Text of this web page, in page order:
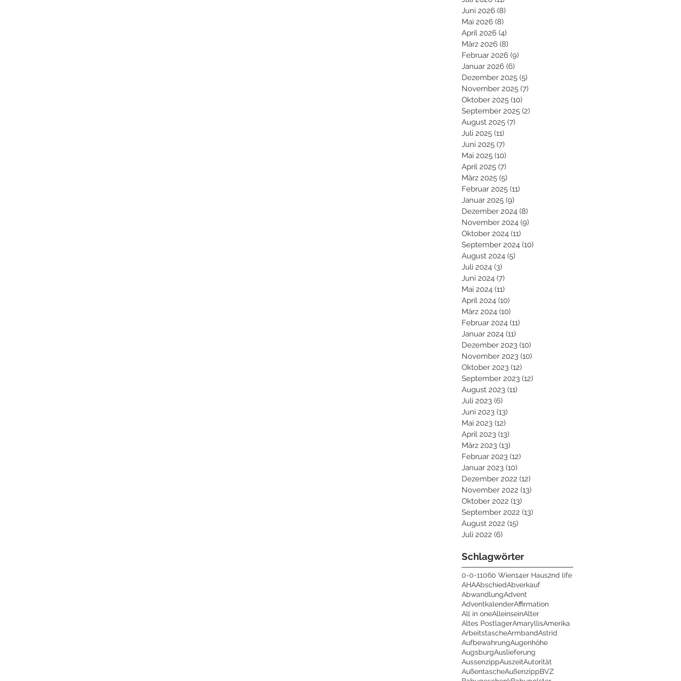
Juni 2026 (8)
Mai 2026 (8)
April 2026 (4)
März 2026 (8)
Februar 2026 (9)
Januar 2026 (6)
Dezember 2025 (5)
November 2025 (7)
Oktober 2025 (10)
September 2025 (2)
August 2025 (7)
Juli 2025 (11)
Juni 2025 (7)
Mai 2025 (10)
April 2025 (7)
März 2025 (5)
Februar 2025 (11)
Januar 2025 (9)
Dezember 2024 (8)
November 2024 (9)
Oktober 2024 (11)
September 2024 (10)
August 2024 (5)
Juli 2024 (3)
Juni 2024 (7)
Mai 2024 (11)
April 2024 (10)
März 2024 (10)
Februar 2024 (11)
Januar 2024 (11)
Dezember 2023 (10)
November 2023 (10)
Oktober 2023 (12)
September 2023 (12)
August 2023 (11)
Juli 2023 (6)
Juni 2023 (13)
Mai 2023 (12)
April 2023 (13)
März 2023 (13)
Februar 2023 (12)
Januar 2023 (10)
Dezember 2022 (12)
November 2022 (13)
Oktober 2022 (13)
September 2022 (13)
August 2022 (15)
Juli 2022 (6)
Schlagwörter
0-0-11060 Wien14er Haus2nd life
AHAAbschiedAbverkauf
AbwandlungAdvent
AdventkalenderAffirmation
All in oneAlleinseinAlter
Altes PostlagerAmaryllisAmerika
ArbeitstascheArmbandAstrid
AufbewahrungAugenhöhe
AugsburgAuslieferung
AussenzippAuszeitAutorität
AußentascheAußenzippBVZ